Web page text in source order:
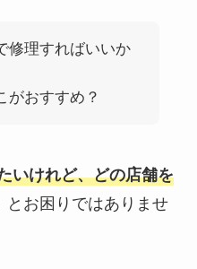
修理すればいいか
がおすすめ？
いけれど、どの店舗を
とお困りではありませ